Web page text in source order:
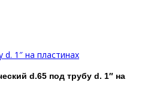
d. 1″ на пластинах
d.65 под трубу d. 1″ на